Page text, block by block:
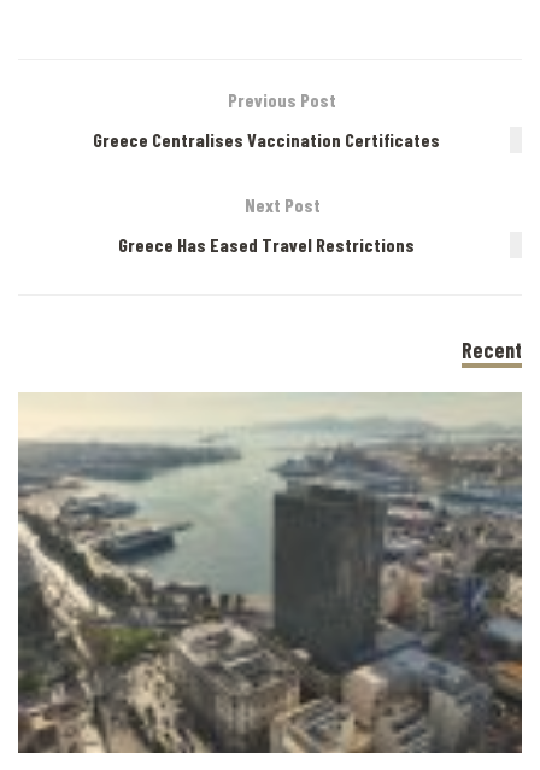
Previous Post
Greece Centralises Vaccination Certificates
Next Post
Greece Has Eased Travel Restrictions
Recent